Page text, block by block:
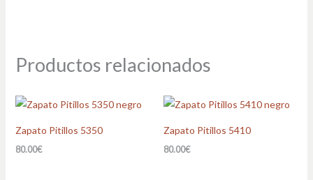
Productos relacionados
Zapato Pitillos 5350
80.00€
Zapato Pitillos 5410
80.00€